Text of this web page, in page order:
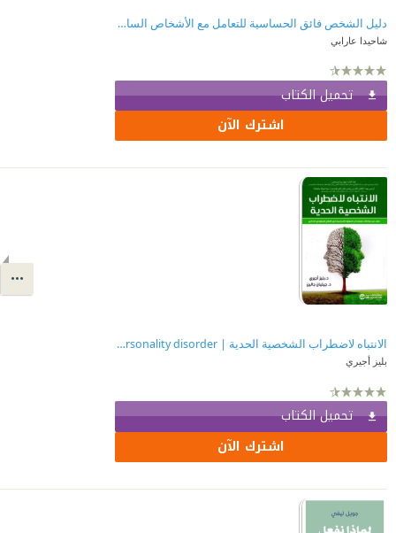
دليل الشخص فائق الحساسية للتعامل مع الأشخاص السامين | The highly sensitive person's guide to dealing with toxic people
شاحيدا عارابي
تحميل الكتاب
اشترك الآن
الانتباه لاضطراب الشخصية الحدية | Mindfulness borderline personality disorder
بليز أجيري
تحميل الكتاب
اشترك الآن